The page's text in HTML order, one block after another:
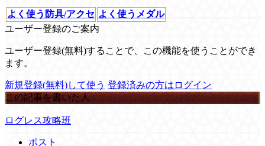
よく使う防具/アクセ よく使うメダル
ユーザー登録のご案内
ユーザー登録(無料)することで、この機能を使うことができ
ます。
新規登録(無料)して使う 登録済みの方はログイン
この記事を書いた人
ログレス攻略班
ポスト